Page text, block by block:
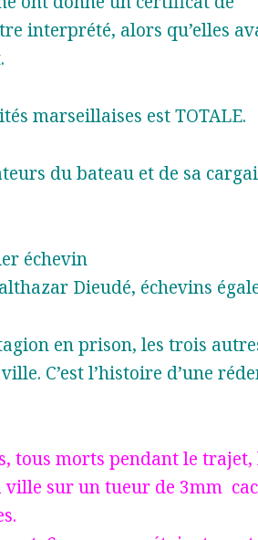
interprété, alors qu’elles
marseillaises est TOTALE.
du bateau et de sa
échevin
Dieudé, échevins
en prison, les trois
C’est l’histoire d’une
tous morts pendant le
ville sur un tueur de 3mm